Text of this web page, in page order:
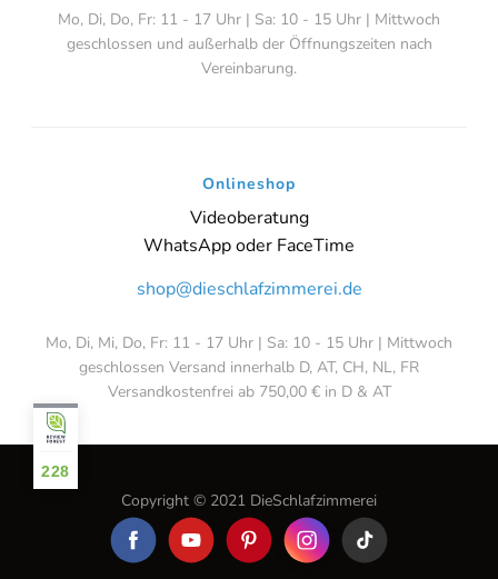
Mo, Di, Do, Fr: 11 - 17 Uhr | Sa: 10 - 15 Uhr | Mittwoch
geschlossen und außerhalb der Öffnungszeiten nach
Vereinbarung.
Onlineshop
Videoberatung
WhatsApp oder FaceTime
shop@dieschlafzimmerei.de
Mo, Di, Mi, Do, Fr: 11 - 17 Uhr | Sa: 10 - 15 Uhr | Mittwoch
geschlossen Versand innerhalb D, AT, CH, NL, FR
Versandkostenfrei ab 750,00 € in D & AT
Copyright © 2021 DieSchlafzimmerei
228